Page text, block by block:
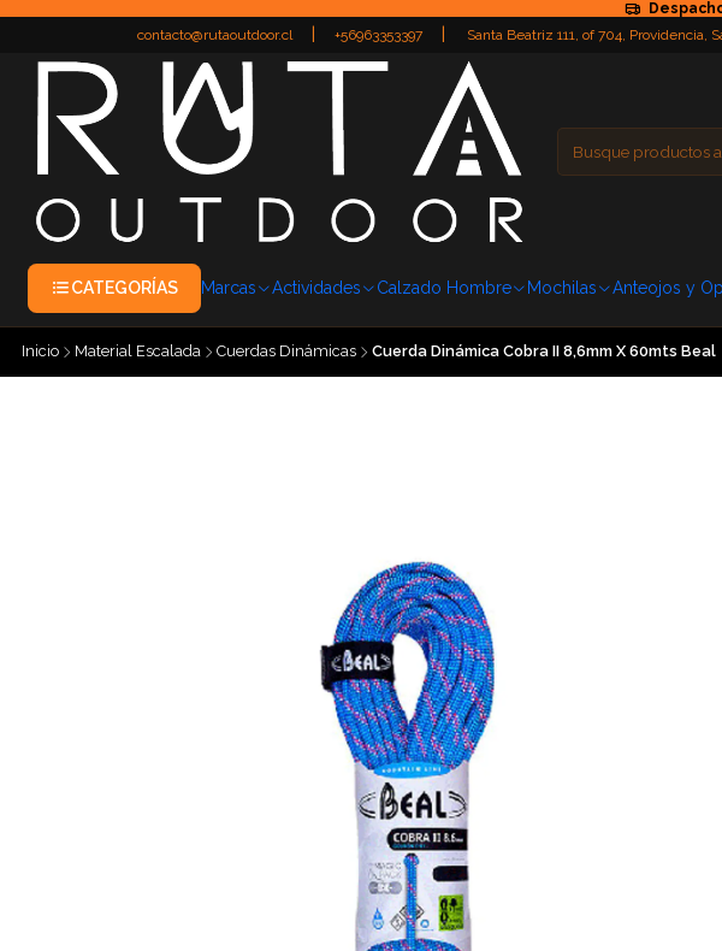
contacto@rutaoutdoor.cl
+56963353397
Santa Beatriz 111, of 704, Providencia,
CATEGORÍAS Marcas Actividades Calzado Hombre Mochilas Anteojos y
Inicio Material Escalada Cuerdas Dinámicas Cuerda Dinámica Cobra II 8,6mm X 60mts Beal